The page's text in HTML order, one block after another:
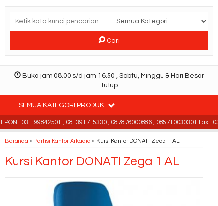
Cari
Buka jam 08.00 s/d jam 16.50 , Sabtu, Minggu & Hari Besar
Tutup
SEMUA KATEGORI PRODUK
: 031-99842501 , 081391715330 , 087876000886 , 085710030301 Fax :
Beranda » Partisi Kantor Arkadia » Kursi Kantor DONATI Zega 1 AL
Kursi Kantor DONATI Zega 1 AL